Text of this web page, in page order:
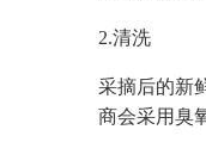
2.清洗
采摘后的新
商会采用臭